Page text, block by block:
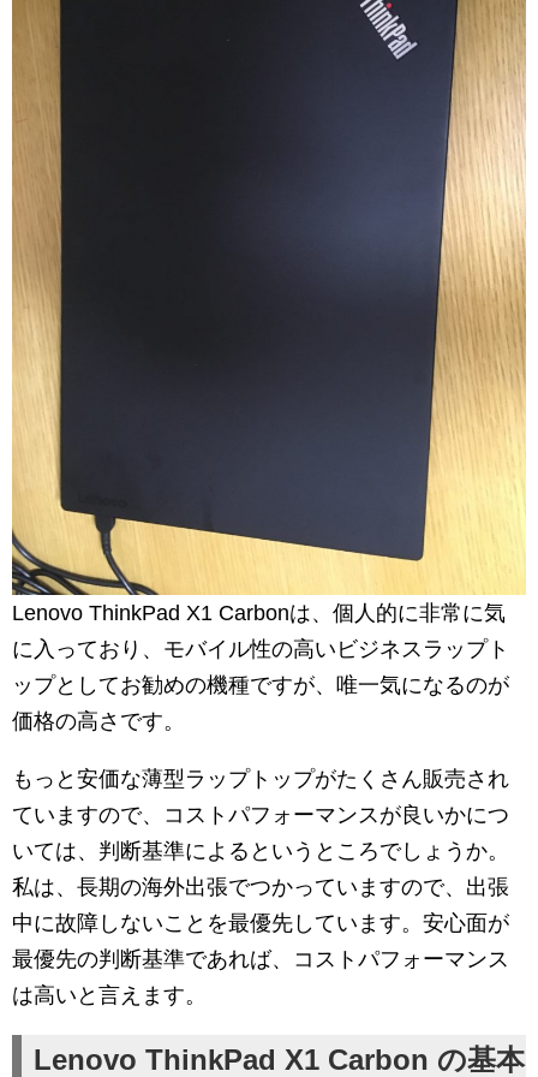
Lenovo ThinkPad X1 Carbonは、個人的に非常に気
に入っており、モバイル性の高いビジネスラップト
ップとしてお勧めの機種ですが、唯一気になるのが
価格の高さです。
もっと安価な薄型ラップトップがたくさん販売され
ていますので、コストパフォーマンスが良いかにつ
いては、判断基準によるというところでしょうか。
私は、長期の海外出張でつかっていますので、出張
中に故障しないことを最優先しています。安心面が
最優先の判断基準であれば、コストパフォーマンス
は高いと言えます。
Lenovo ThinkPad X1 Carbon の基本